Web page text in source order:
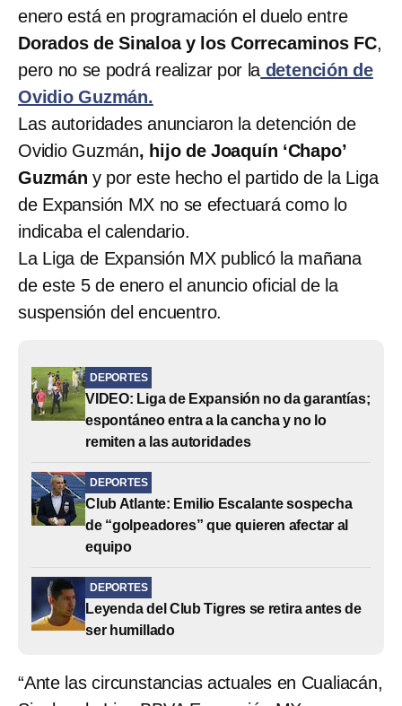
enero está en programación el duelo entre
Dorados de Sinaloa y los Correcaminos FC,
pero no se podrá realizar por la detención de
Ovidio Guzmán.
Las autoridades anunciaron la detención de
Ovidio Guzmán, hijo de Joaquín ‘Chapo’
Guzmán y por este hecho el partido de la Liga
de Expansión MX no se efectuará como lo
indicaba el calendario.
La Liga de Expansión MX publicó la mañana
de este 5 de enero el anuncio oficial de la
suspensión del encuentro.
DEPORTES
VIDEO: Liga de Expansión no da garantías;
espontáneo entra a la cancha y no lo
remiten a las autoridades
DEPORTES
Club Atlante: Emilio Escalante sospecha
de “golpeadores” que quieren afectar al
equipo
DEPORTES
Leyenda del Club Tigres se retira antes de
ser humillado
“Ante las circunstancias actuales en Cualiacán,